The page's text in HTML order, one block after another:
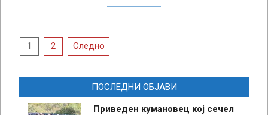
Posts
1 2 Следно
ПОСЛЕДНИ ОБЈАВИ
Приведен кумановец кој сечел